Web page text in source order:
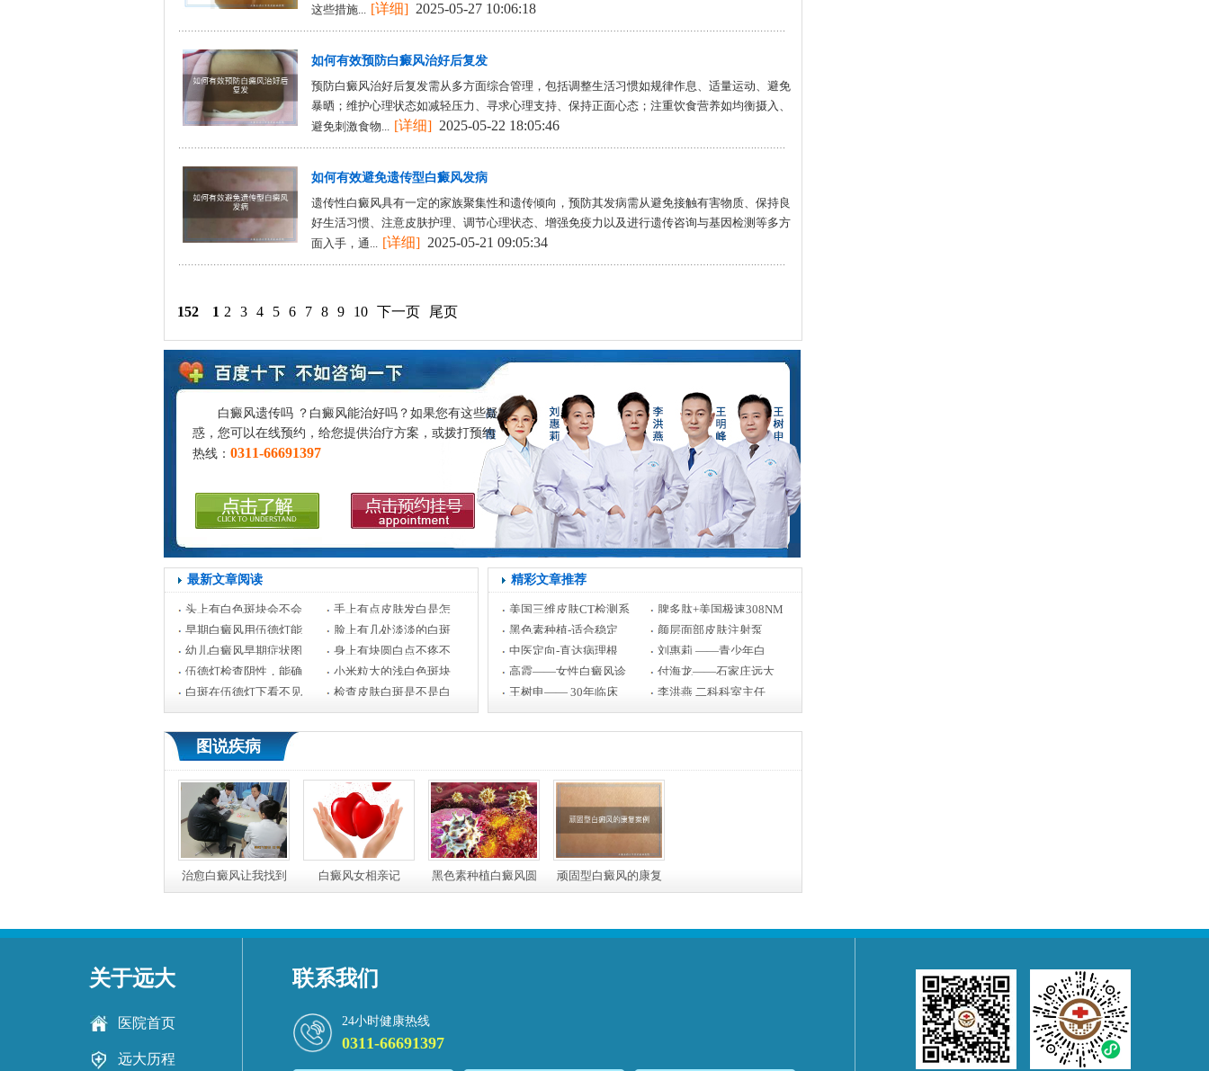
这些措施... [详细] 2025-05-27 10:06:18
如何有效预防白癜风治好后复发
预防白癜风治好后复发需从多方面综合管理，包括调整生活习惯如规律作息、适量运动、避免
暴晒；维护心理状态如减轻压力、寻求心理支持、保持正面心态；注重饮食营养如均衡摄入、
避免刺激食物... [详细] 2025-05-22 18:05:46
如何有效避免遗传型白癜风发病
遗传性白癜风具有一定的家族聚集性和遗传倾向，预防其发病需从避免接触有害物质、保持良
好生活习惯、注意皮肤护理、调节心理状态、增强免疫力以及进行遗传咨询与基因检测等多方
面入手，通... [详细] 2025-05-21 09:05:34
152 1 2 3 4 5 6 7 8 9 10 下一页 尾页
白癜风遗传吗 ？白癜风能治好吗？如果您有这些疑
惑，您可以在线预约，给您提供治疗方案，或拨打预约
热线： 0311-66691397
最新文章阅读
头上有白色斑块会不会
手上有点皮肤发白是怎
早期白癜风用伍德灯能
脸上有几处淡淡的白斑
幼儿白癜风早期症状图
身上有块圆白点不疼不
伍德灯检查阴性，能确
定
小米粒大的浅白色斑块
白斑在伍德灯下看不见
检查皮肤白斑是不是白
精彩文章推荐
美国三维皮肤CT检测系
脾多肽+美国极速308NM
黑色素种植-适合稳定
颜层面部皮肤注射泵
中医定向-直达病理根
刘惠莉 ——青少年白
高霞——女性白癜风诊
付海龙——石家庄远大
王树申—— 30年临床
李洪燕 二科科室主任
图说疾病
治愈白癜风让我找到
真心爱人 共结连理感
白癜风女相亲记
黑色素种植白癜风圆
我一个荧屏梦
顽固型白癜风的康复
案例
关于远大
医院首页
远大历程
联系我们
24小时健康热线
0311-66691397